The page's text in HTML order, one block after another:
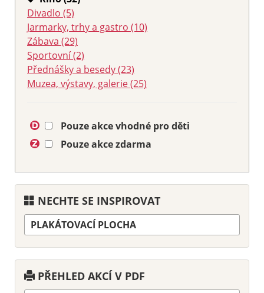
Divadlo (5)
Jarmarky, trhy a gastro (10)
Zábava (29)
Sportovní (2)
Přednášky a besedy (23)
Muzea, výstavy, galerie (25)
Pouze akce vhodné pro děti
Pouze akce zdarma
NECHTE SE INSPIROVAT
PLAKÁTOVACÍ PLOCHA
PŘEHLED AKCÍ V PDF